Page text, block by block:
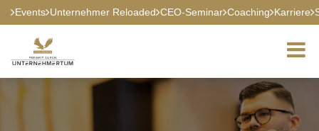
Events Unternehmer Reloaded CEO-Seminar Coaching Karriere